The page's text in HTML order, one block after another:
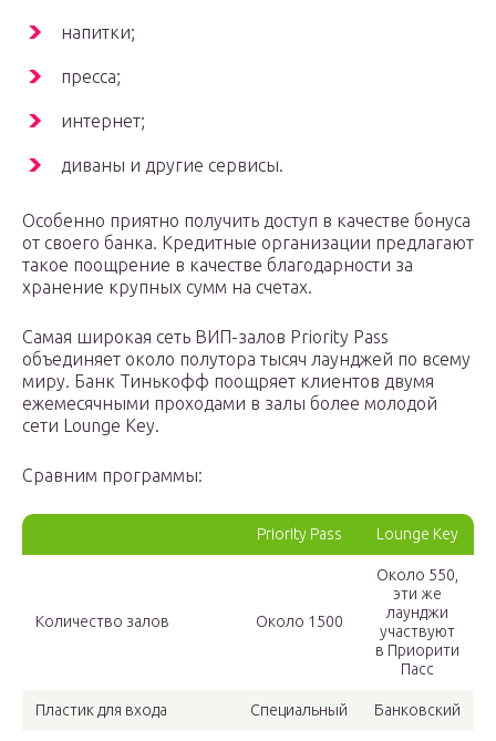
напитки;
пресса;
интернет;
диваны и другие сервисы.
Особенно приятно получить доступ в качестве бонуса
от своего банка. Кредитные организации предлагают
такое поощрение в качестве благодарности за
хранение крупных сумм на счетах.
Самая широкая сеть ВИП-залов Priority Pass
объединяет около полутора тысяч лаунджей по всему
миру. Банк Тинькофф поощряет клиентов двумя
ежемесячными проходами в залы более молодой
сети Lounge Key.
Сравним программы:
Priority Pass Lounge Key
Количество залов Около 1500
Около 550,
эти же
лаунджи
участвуют
в Приорити
Пасс
Пластик для входа Специальный Банковский